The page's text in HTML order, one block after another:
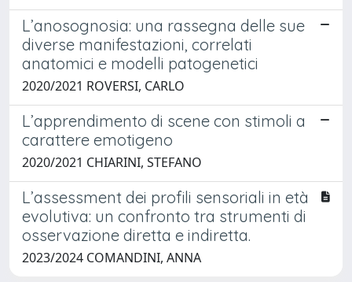
L’anosognosia: una rassegna delle sue
diverse manifestazioni, correlati
anatomici e modelli patogenetici
2020/2021 ROVERSI, CARLO
L’apprendimento di scene con stimoli a
carattere emotigeno
2020/2021 CHIARINI, STEFANO
L’assessment dei profili sensoriali in età
evolutiva: un confronto tra strumenti di
osservazione diretta e indiretta.
2023/2024 COMANDINI, ANNA